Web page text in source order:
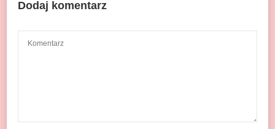
Dodaj komentarz